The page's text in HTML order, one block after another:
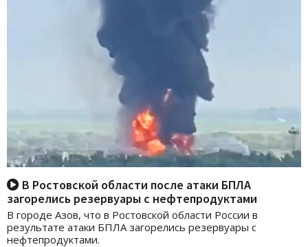
В Ростовской области после атаки БПЛА
загорелись резервуары с нефтепродуктами
В городе Азов, что в Ростовской области России в
результате атаки БПЛА загорелись резервуары с
нефтепродуктами.